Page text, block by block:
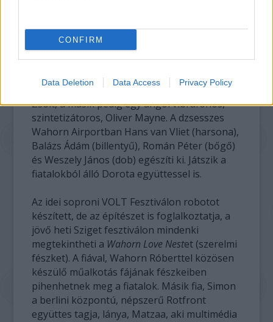
CONFIRM
Data Deletion Data Access Privacy Policy
Az elmúlt időszakban ismét a zene
foglalkoztatja. A Noise Flowers elnevezésű
formáció metazenéjében Wahorn
szaxofonozik, trombitál és fuvolázik, egyik
társa a zajokból, zörejekből táplálkozó Sőrés
Zsolt, a másik pedig egy angol vibrafonos,
szintetizátoros, Oliver Mayne. A dzsesszes
Wahorn Airportban Hans van Vliet (harsona),
Balázs Ádám (billentyű), Román Péter (bőgő)
és Weszely János (dob) egészíti ki. Játszik a
fiatalokból álló Dorota együttessel is.
Az idei soproni VOLT Fesztiválon robotot
készített, de az építészet is foglalkoztatja, a
jövő heti Sziget fesztiválon mindenki
megtekintheti a Wahorn Love Nestet (szerelmi
fészket). A fiával, Wahorn Róberttel közösen
készülő műalkotás fájának fészkeiben
pihenhetnek meg a fiatalok. Másik fia, Simon
a berlini központú, népszerű Rotfront
együttes tagja, lánya, Matzaa, aki multimédia